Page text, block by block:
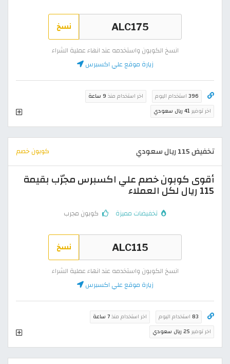
نسخ
انسخ الكوبون واستخدمه عند انهاء عملية الشراء
زيارة موقع علي اكسبرس
396 استخدام اليوم اخر استخدام منذ 9 ساعة
اخر توفير41 ريال سعودي
تخفيض 115 ريال سعودي كوبون خصم
أقوى كوبون خصم علي اكسبرس مجرّب بقيمة
115 ريال لكل العملاء
تخفيضات مميزة كوبون مجرب
نسخ
انسخ الكوبون واستخدمه عند انهاء عملية الشراء
زيارة موقع علي اكسبرس
83 استخدام اليوم اخر استخدام منذ7 ساعة
اخر توفير 25 ريال سعودي